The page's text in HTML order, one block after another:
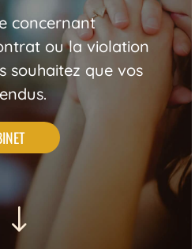
concernant
ou la violation
souhaitez que vos
"